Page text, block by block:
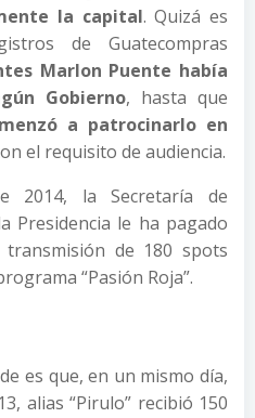
la capital. Quizá es
de Guatecompras
Marlon Puente había
Gobierno, hasta que
a patrocinarlo en
el requisito de audiencia.
la Secretaría de
Presidencia le ha pagado
de 180 spots
“Pasión Roja”.
es que, en un mismo día,
alias “Pirulo” recibió 150